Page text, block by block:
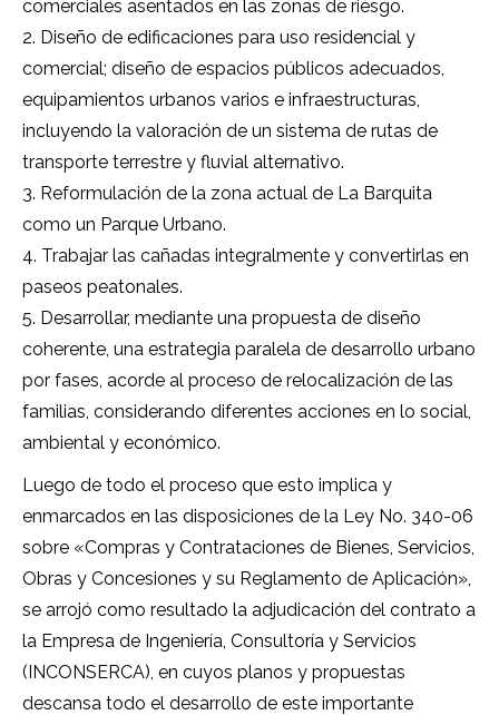
comerciales asentados en las zonas de riesgo.
2. Diseño de edificaciones para uso residencial y
comercial; diseño de espacios públicos adecuados,
equipamientos urbanos varios e infraestructuras,
incluyendo la valoración de un sistema de rutas de
transporte terrestre y fluvial alternativo.
3. Reformulación de la zona actual de La Barquita
como un Parque Urbano.
4. Trabajar las cañadas integralmente y convertirlas en
paseos peatonales.
5. Desarrollar, mediante una propuesta de diseño
coherente, una estrategia paralela de desarrollo urbano
por fases, acorde al proceso de relocalización de las
familias, considerando diferentes acciones en lo social,
ambiental y económico.
Luego de todo el proceso que esto implica y
enmarcados en las disposiciones de la Ley No. 340-06
sobre «Compras y Contrataciones de Bienes, Servicios,
Obras y Concesiones y su Reglamento de Aplicación»,
se arrojó como resultado la adjudicación del contrato a
la Empresa de Ingeniería, Consultoría y Servicios
(INCONSERCA), en cuyos planos y propuestas
descansa todo el desarrollo de este importante